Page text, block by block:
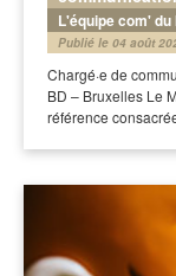
L'équipe com'
Publié le 04 août
Chargé·e de
BD – Bruxelles Le
référence